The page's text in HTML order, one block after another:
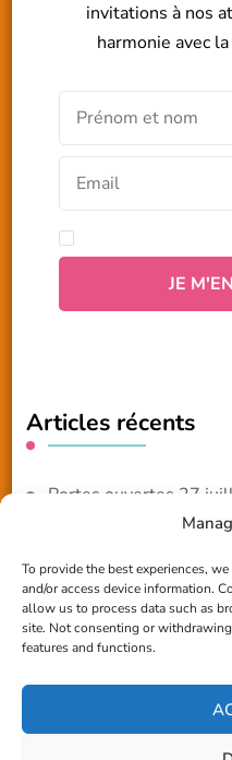
To provide the best experiences,
and/or access device information.
allow us to process data such as
site. Not consenting or
features and functions.
invitations à nos
harmonie avec
Articles récents
Portes ouvertes 27
Reportage TV Com
Construction en terre-
Chantier Participatif